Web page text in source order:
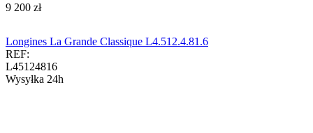
‍9 200‍ zł
Longines La Grande Classique L4.512.4.81.6
REF:
L45124816
Wysyłka 24h